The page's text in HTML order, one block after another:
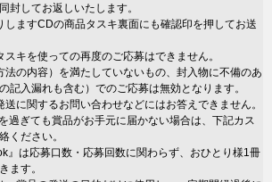
封してお返しいたします。
しますCDの商品タスキ裏面にも確認印を押してお送
キを使っての再度のご応募はできません。
法の内容）を満たしていないもの、封入物に不備のあ
記入漏れも含む）でのご応募は無効となります。
に関するお問い合わせなどにはお答えできません。
過ぎても賞品がお手元に届かない場合は、下記カス
ください。
』は応募口数・応募回数に関わらず、おひとり様1冊
ます。